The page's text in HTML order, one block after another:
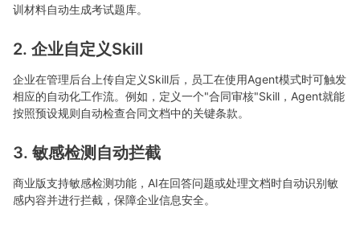
训材料自动生成考试题库。
2. 企业自定义Skill
企业在管理后台上传自定义Skill后，员工在使用Agent模式时可触发
相应的自动化工作流。例如，定义一个"合同审核"Skill，Agent就能
按照预设规则自动检查合同文档中的关键条款。
3. 敏感检测自动拦截
商业版支持敏感检测功能，AI在回答问题或处理文档时自动识别敏
感内容并进行拦截，保障企业信息安全。